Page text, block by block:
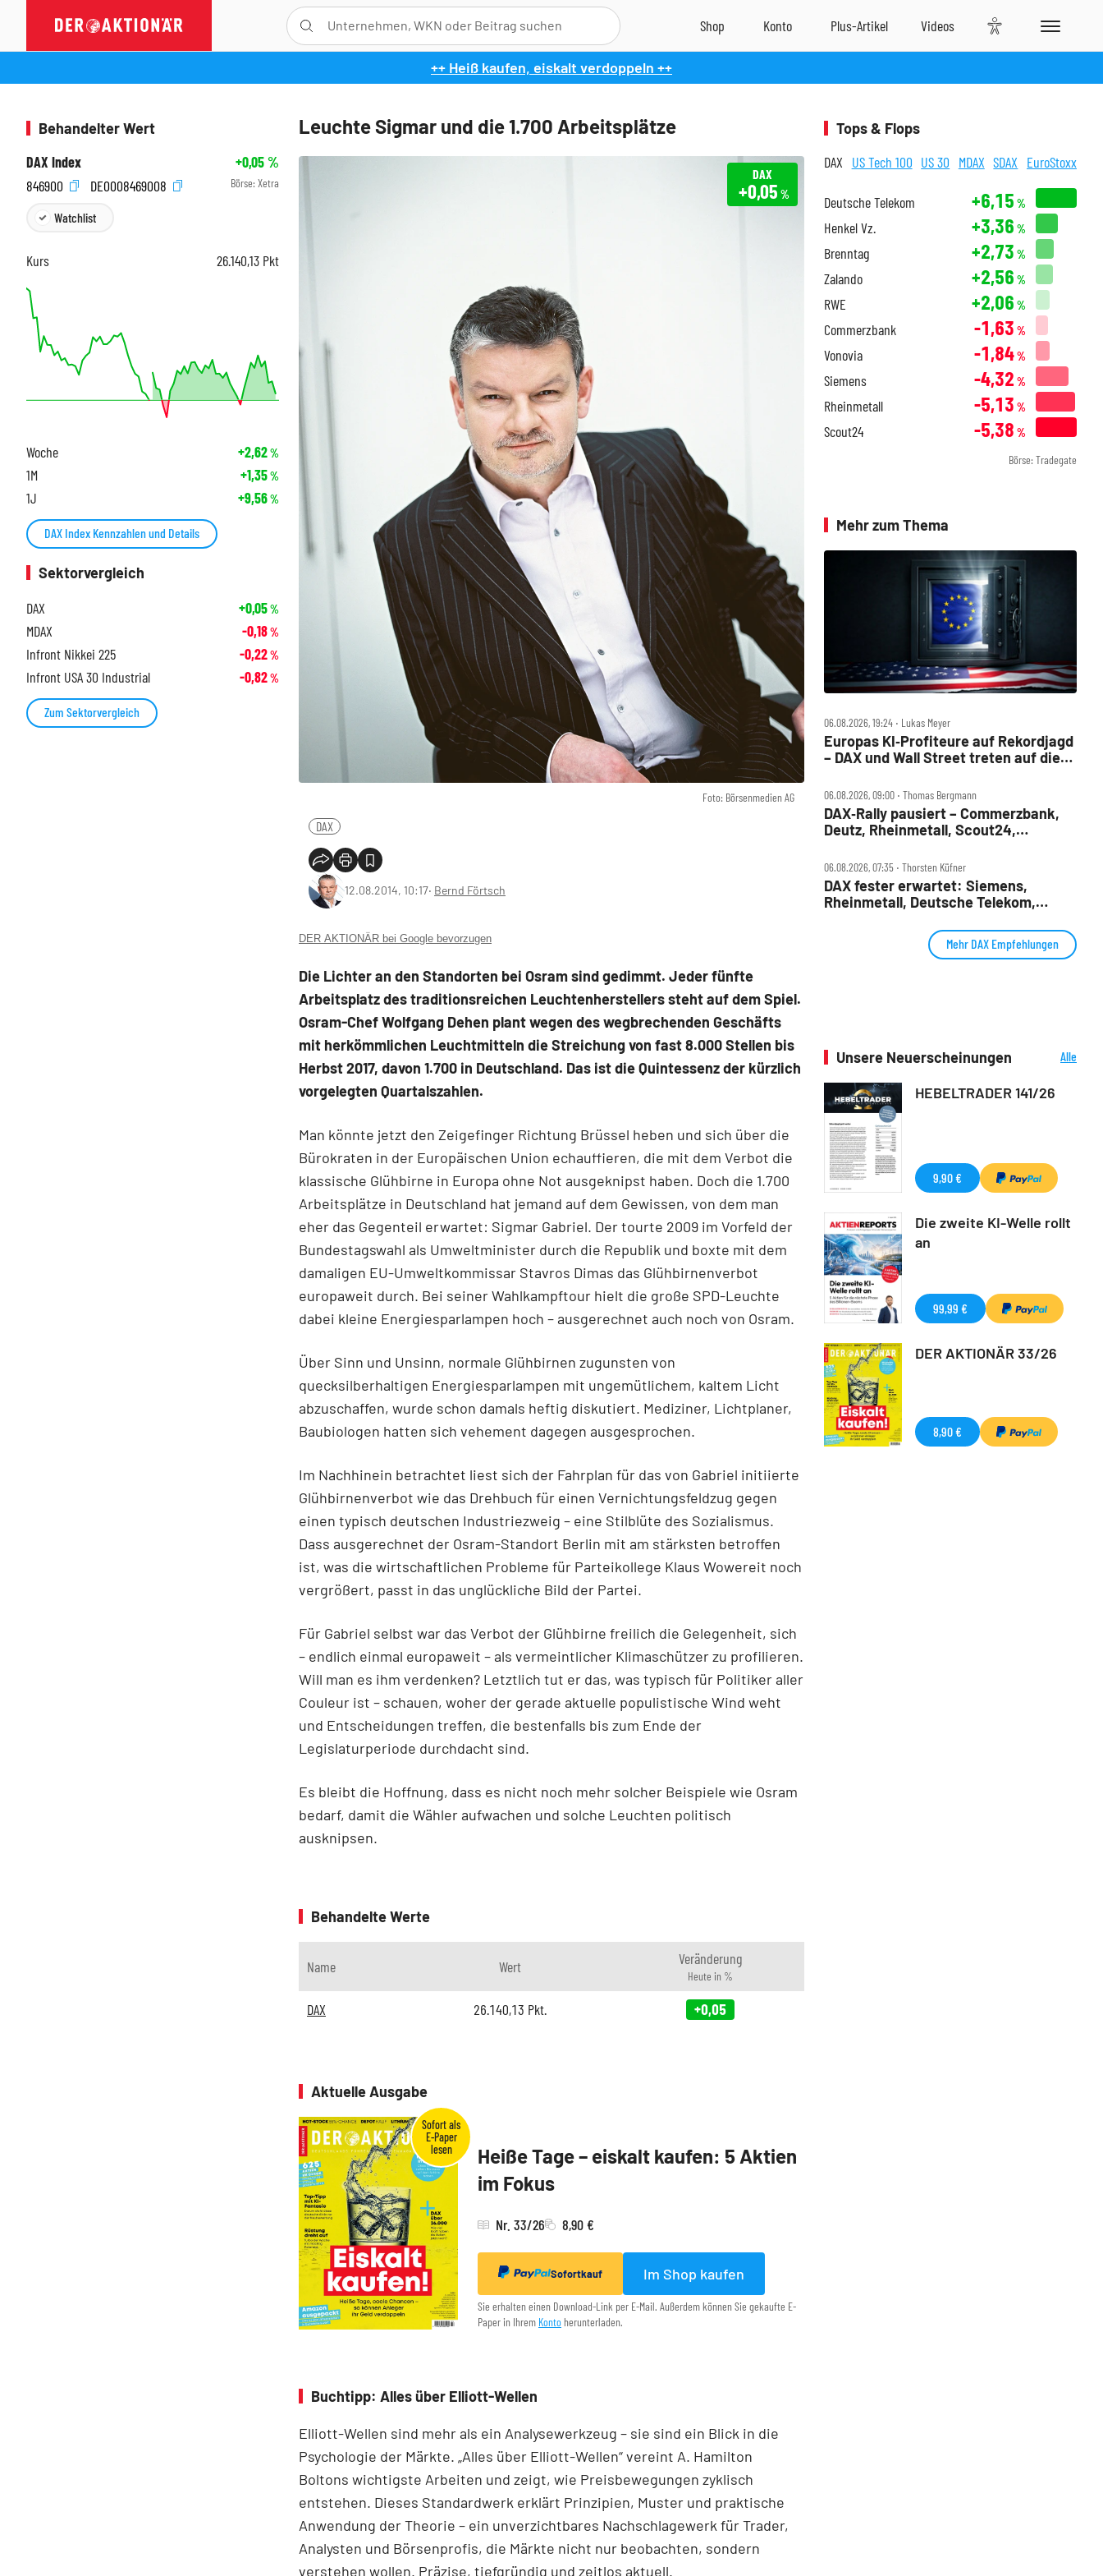
++ Heiß kaufen, eiskalt verdoppeln ++
Leuchte Sigmar und die 1.700 Arbeitsplätze
Foto: Börsenmedien AG
DAX
+0,05 %
DAX
12.08.2014, 10:17‧ Bernd Förtsch
DER AKTIONÄR bei Google bevorzugen
Die Lichter an den Standorten bei Osram sind gedimmt. Jeder fünfte
Arbeitsplatz des traditionsreichen Leuchtenherstellers steht auf dem Spiel.
Osram-Chef Wolfgang Dehen plant wegen des wegbrechenden Geschäfts
mit herkömmlichen Leuchtmitteln die Streichung von fast 8.000 Stellen bis
Herbst 2017, davon 1.700 in Deutschland. Das ist die Quintessenz der kürzlich
vorgelegten Quartalszahlen.
Man könnte jetzt den Zeigefinger Richtung Brüssel heben und sich über die
Bürokraten in der Europäischen Union echauffieren, die mit dem Verbot die
klassische Glühbirne in Europa ohne Not ausgeknipst haben. Doch die 1.700
Arbeitsplätze in Deutschland hat jemand auf dem Gewissen, von dem man
eher das Gegenteil erwartet: Sigmar Gabriel. Der tourte 2009 im Vorfeld der
Bundestagswahl als Umweltminister durch die Republik und boxte mit dem
damaligen EU-Umweltkommissar Stavros Dimas das Glühbirnenverbot
europaweit durch. Bei seiner Wahlkampftour hielt die große SPD-Leuchte
dabei kleine Energiesparlampen hoch – ausgerechnet auch noch von Osram.
Über Sinn und Unsinn, normale Glühbirnen zugunsten von
quecksilberhaltigen Energiesparlampen mit ungemütlichem, kaltem Licht
abzuschaffen, wurde schon damals heftig diskutiert. Mediziner, Lichtplaner,
Baubiologen hatten sich vehement dagegen ausgesprochen.
Im Nachhinein betrachtet liest sich der Fahrplan für das von Gabriel initiierte
Glühbirnenverbot wie das Drehbuch für einen Vernichtungsfeldzug gegen
einen typisch deutschen Industriezweig – eine Stilblüte des Sozialismus.
Dass ausgerechnet der Osram-Standort Berlin mit am stärksten betroffen
ist, was die wirtschaftlichen Probleme für Parteikollege Klaus Wowereit noch
vergrößert, passt in das unglückliche Bild der Partei.
Für Gabriel selbst war das Verbot der Glühbirne freilich die Gelegenheit, sich
– endlich einmal europaweit – als vermeintlicher Klimaschützer zu profilieren.
Will man es ihm verdenken? Letztlich tut er das, was typisch für Politiker aller
Couleur ist – schauen, woher der gerade aktuelle populistische Wind weht
und Entscheidungen treffen, die bestenfalls bis zum Ende der
Legislaturperiode durchdacht sind.
Es bleibt die Hoffnung, dass es nicht noch mehr solcher Beispiele wie Osram
bedarf, damit die Wähler aufwachen und solche Leuchten politisch
ausknipsen.
Behandelte Werte
Name Wert Veränderung
Heute in %
DAX 26.140,13 Pkt. +0,05
Aktuelle Ausgabe
Heiße Tage – eiskalt kaufen: 5 Aktien
im Fokus
Nr. 33/26 8,90 €
Sofortkauf Im Shop kaufen
Sie erhalten einen Download-Link per E-Mail. Außerdem können Sie gekaufte E-
Paper in Ihrem Konto herunterladen.
Buchtipp: Alles über Elliott-Wellen
Elliott-Wellen sind mehr als ein Analysewerkzeug – sie sind ein Blick in die
Psychologie der Märkte. „Alles über Elliott-Wellen“ vereint A. Hamilton
Boltons wichtigste Arbeiten und zeigt, wie Preisbewegungen zyklisch
entstehen. Dieses Standardwerk erklärt Prinzipien, Muster und praktische
Anwendung der Theorie – ein unverzichtbares Nachschlagewerk für Trader,
Analysten und Börsenprofis, die Märkte nicht nur beobachten, sondern
verstehen wollen. Präzise, tiefgründig und zeitlos aktuell.
Behandelter Wert
DAX Index
+0,05%
846900
DE0008469008 Börse: Xetra
Watchlist
Kurs 26.140,13 Pkt
Woche +2,62%
1M +1,35%
1J +9,56%
DAX Index Kennzahlen und Details
Sektorvergleich
DAX
+0,05%
MDAX -0,18%
Infront Nikkei 225 -0,22%
Infront USA 30 Industrial -0,82%
Zum Sektorvergleich
Tops & Flops
DAX US Tech 100 US 30 MDAX SDAX EuroStoxx
Deutsche Telekom +6,15 %
Henkel Vz. +3,36 %
Brenntag +2,73 %
Zalando +2,56 %
RWE +2,06 %
Commerzbank -1,63 %
Vonovia -1,84%
Siemens -4,32 %
Rheinmetall -5,13 %
Scout24 -5,38 %
Börse: Tradegate
Mehr zum Thema
06.08.2026, 19:24 ‧ Lukas Meyer
Europas KI‑Profiteure auf Rekordjagd
– DAX und Wall Street treten auf die
06.08.2026, 09:00 ‧ Thomas Bergmann
DAX‑Rally pausiert – Commerzbank,
Deutz, Rheinmetall, Scout24,
Check
06.08.2026, 07:35 ‧ Thorsten Küfner
DAX fester erwartet: Siemens,
Rheinmetall, Deutsche Telekom,
Mehr DAX Empfehlungen
Unsere Neuerscheinungen
Alle
HEBELTRADER 141/26
9,90 €
Die zweite KI-Welle rollt
an
99,99 €
DER AKTIONÄR 33/26
8,90 €